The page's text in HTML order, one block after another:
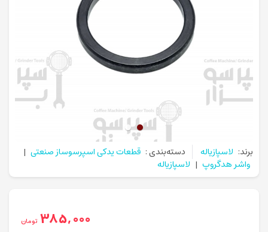
برند: لاسپازیاله دسته‌بندی : قطعات یدکی اسپرسوساز صنعتی |
واشر هدگروپ | لاسپازیاله
385,000 تومان